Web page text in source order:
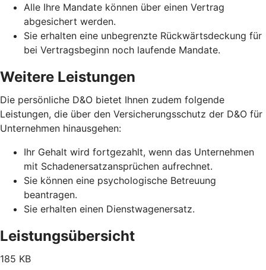
Alle Ihre Mandate können über einen Vertrag
abgesichert werden.
Sie erhalten eine unbegrenzte Rückwärtsdeckung für
bei Vertragsbeginn noch laufende Mandate.
Weitere Leistungen
Die persönliche D&O bietet Ihnen zudem folgende
Leistungen, die über den Versicherungsschutz der D&O für
Unternehmen hinausgehen:
Ihr Gehalt wird fortgezahlt, wenn das Unternehmen
mit Schadenersatzansprüchen aufrechnet.
Sie können eine psychologische Betreuung
beantragen.
Sie erhalten einen Dienstwagenersatz.
Leistungsübersicht
185 KB